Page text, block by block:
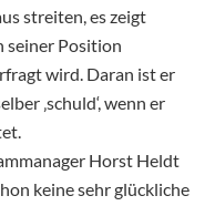
streiten, es zeigt
seiner Position
wird. Daran ist er
‚schuld‘, wenn er
Horst Heldt
keine sehr glückliche